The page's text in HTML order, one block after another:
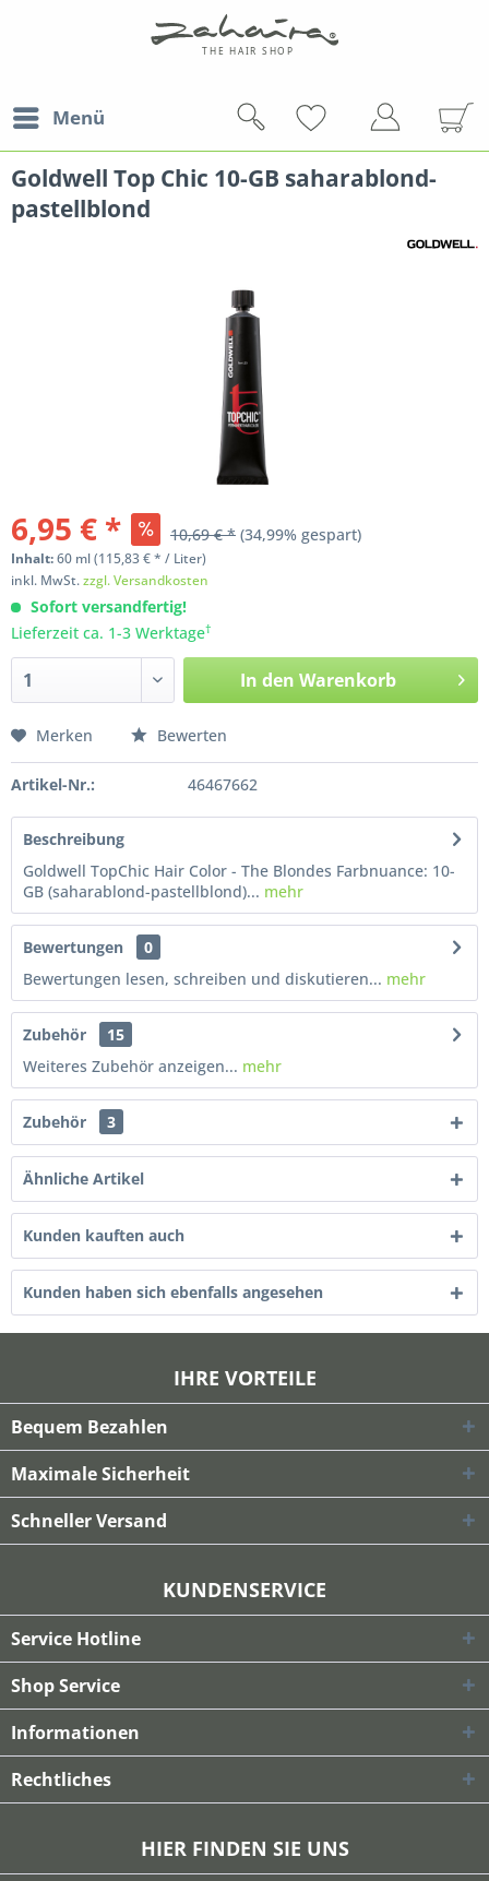
Menü
Goldwell Top Chic 10-GB saharablond-
pastellblond
6,95 € * 10,69 € * (34,99% gespart)
Inhalt:60 ml(115,83 € * / Liter)
inkl. MwSt.zzgl. Versandkosten
Sofort versandfertig!
Lieferzeit ca. 1-3 Werktage†
In den Warenkorb
Merken Bewerten
Artikel-Nr.: 46467662
Beschreibung
Goldwell TopChic Hair Color - The Blondes Farbnuance: 10-
GB (saharablond-pastellblond)... mehr
Bewertungen
0
Bewertungen lesen, schreiben und diskutieren... mehr
Zubehör
15
Weiteres Zubehör anzeigen... mehr
Zubehör 3
Ähnliche Artikel
Kunden kauften auch
Kunden haben sich ebenfalls angesehen
IHRE VORTEILE
Bequem Bezahlen
Maximale Sicherheit
Schneller Versand
KUNDENSERVICE
Service Hotline
Shop Service
Informationen
Rechtliches
HIER FINDEN SIE UNS